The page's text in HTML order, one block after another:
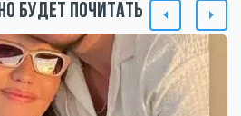
будет почитать